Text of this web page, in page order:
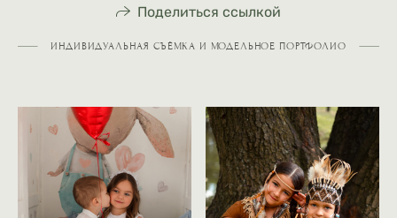
Поделиться ссылкой
ИНДИВИДУАЛЬНАЯ СЪЁМКА И МОДЕЛЬНОЕ ПОРТФОЛИО